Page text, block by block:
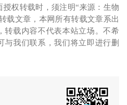
权转载时，须注明“来源：生物
载文章，本网所有转载文章系出
转载内容不代表本站立场。不希
与我们联系，我们将立即进行删